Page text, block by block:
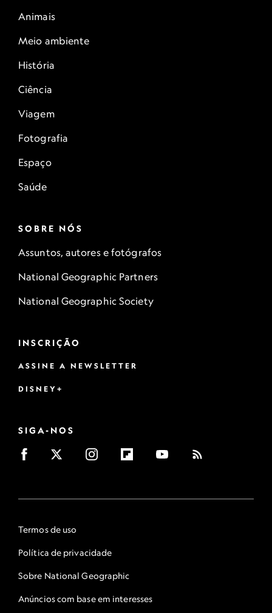
Animais
Meio ambiente
História
Ciência
Viagem
Fotografia
Espaço
Saúde
SOBRE NÓS
Assuntos, autores e fotógrafos
National Geographic Partners
National Geographic Society
INSCRIÇÃO
ASSINE A NEWSLETTER
DISNEY+
SIGA-NOS
Termos de uso
Política de privacidade
Sobre National Geographic
Anúncios com base em interesses